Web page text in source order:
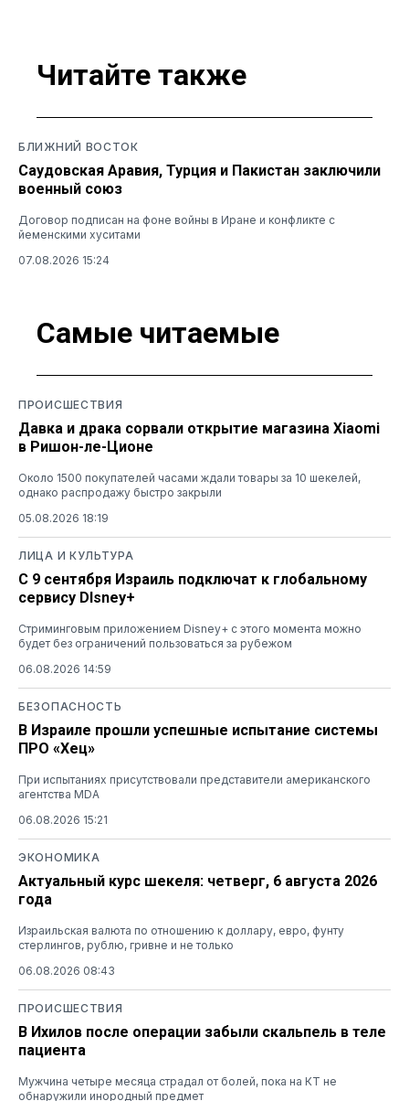
Читайте также
БЛИЖНИЙ ВОСТОК
Саудовская Аравия, Турция и Пакистан заключили
военный союз
Договор подписан на фоне войны в Иране и конфликте с
йеменскими хуситами
07.08.2026 15:24
Самые читаемые
ПРОИСШЕСТВИЯ
Давка и драка сорвали открытие магазина Xiaomi
в Ришон-ле-Ционе
Около 1500 покупателей часами ждали товары за 10 шекелей,
однако распродажу быстро закрыли
05.08.2026 18:19
ЛИЦА И КУЛЬТУРА
С 9 сентября Израиль подключат к глобальному
сервису DIsney+
Стриминговым приложением Disney+ с этого момента можно
будет без ограничений пользоваться за рубежом
06.08.2026 14:59
БЕЗОПАСНОСТЬ
В Израиле прошли успешные испытание системы
ПРО «Хец»
При испытаниях присутствовали представители американского
агентства MDA
06.08.2026 15:21
ЭКОНОМИКА
Актуальный курс шекеля: четверг, 6 августа 2026
года
Израильская валюта по отношению к доллару, евро, фунту
стерлингов, рублю, гривне и не только
06.08.2026 08:43
ПРОИСШЕСТВИЯ
В Ихилов после операции забыли скальпель в теле
пациента
Мужчина четыре месяца страдал от болей, пока на КТ не
обнаружили инородный предмет